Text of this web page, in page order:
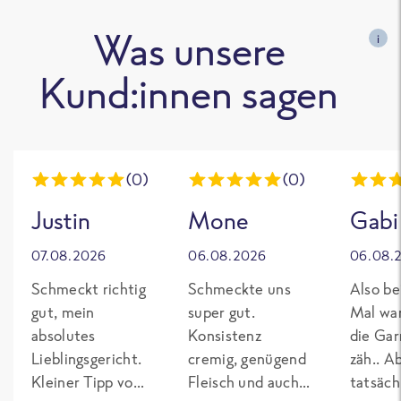
Was unsere
Kund:innen sagen
i
(0)
Justin
07.08.2026
Schmeckt richtig
gut, mein
absolutes
Lieblingsgericht.
Kleiner Tipp von
(0)
Mone
06.08.2026
Schmeckte uns
super gut.
Konsistenz
cremig, genügend
Fleisch und auch
Gabi
Also
Mal
die
zäh..